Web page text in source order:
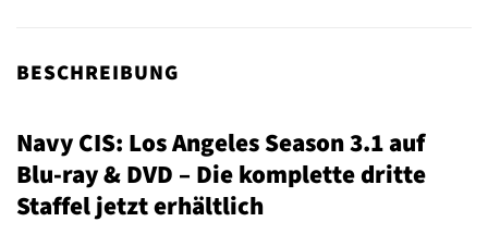
BESCHREIBUNG
Navy CIS: Los Angeles Season 3.1 auf
Blu-ray & DVD – Die komplette dritte
Staffel jetzt erhältlich